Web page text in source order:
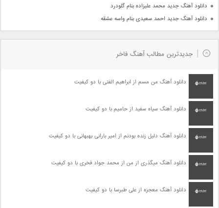
دانلود آهنگ جدید محمد علیزاده بنام گلودرد
دانلود آهنگ جدید احمد سعیدی بنام واسه عشقه
جدیدترین مطالب آهنگ فاخر
دانلود آهنگ من مسم از ابراهیم الفتی با دو کیفیت
دانلود آهنگ سیاه سفید از حامیم با دو کیفیت
دانلود آهنگ دلیل زنده بودنم از امیر بارانی بهبهانی با دو کیفیت
دانلود آهنگ میگذری از من از محمد جواد فخری با دو کیفیت
دانلود آهنگ معجزه از علی طبرسا با دو کیفیت